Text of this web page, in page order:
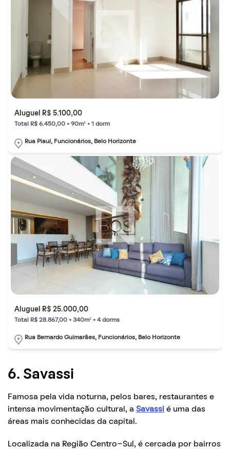
Aluguel R$ 5.100,00
Total R$ 6.450,00 • 90m² • 1 dorm
Rua Piauí, Funcionários, Belo Horizonte
Aluguel R$ 25.000,00
Total R$ 28.867,00 • 340m² • 4 dorms
Rua Bernardo Guimarães, Funcionários, Belo Horizonte
6. Savassi
Famosa pela vida noturna, pelos bares, restaurantes e
intensa movimentação cultural, a Savassi é uma das
áreas mais conhecidas da capital.
Localizada na Região Centro-Sul, é cercada por bairros